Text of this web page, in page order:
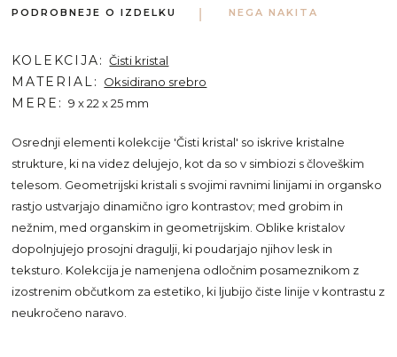
PODROBNEJE O IZDELKU NEGA NAKITA
KOLEKCIJA Čisti kristal
MATERIAL Oksidirano srebro
MERE 9 x 22 x 25 mm
Osrednji elementi kolekcije 'Čisti kristal' so iskrive kristalne
strukture, ki na videz delujejo, kot da so v simbiozi s človeškim
telesom. Geometrijski kristali s svojimi ravnimi linijami in organsko
rastjo ustvarjajo dinamično igro kontrastov; med grobim in
nežnim, med organskim in geometrijskim. Oblike kristalov
dopolnjujejo prosojni dragulji, ki poudarjajo njihov lesk in
teksturo. Kolekcija je namenjena odločnim posameznikom z
izostrenim občutkom za estetiko, ki ljubijo čiste linije v kontrastu z
neukročeno naravo.